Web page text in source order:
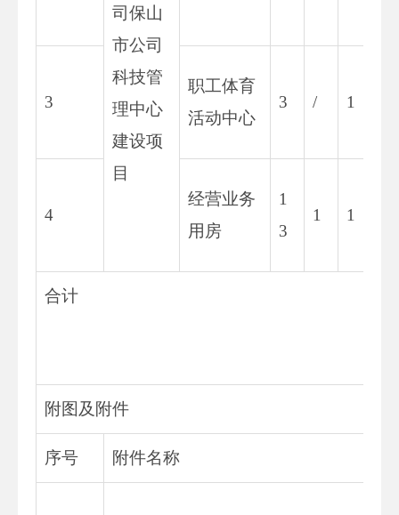
司保山
市公司
科技管
理中心
建设项
目
3
职工体育
活动中心
3 / 1
4
经营业务
用房
1
3
1 1
合计
附图及附件
序号 附件名称